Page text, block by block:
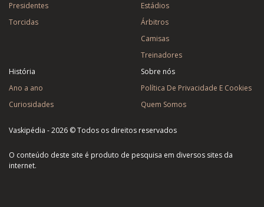
Presidentes
Torcidas
Estádios
Árbitros
Camisas
Treinadores
História
Ano a ano
Curiosidades
Sobre nós
Política De Privacidade E Cookies
Quem Somos
Vaskipédia - 2026 © Todos os direitos reservados
O conteúdo deste site é produto de pesquisa em diversos sites da
internet.